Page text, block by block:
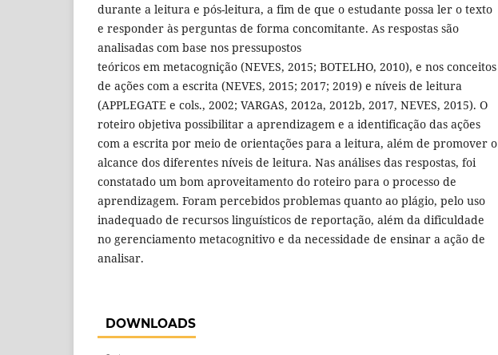
durante a leitura e pós-leitura, a fim de que o estudante possa ler o texto
e responder às perguntas de forma concomitante. As respostas são
analisadas com base nos pressupostos
teóricos em metacognição (NEVES, 2015; BOTELHO, 2010), e nos conceitos
de ações com a escrita (NEVES, 2015; 2017; 2019) e níveis de leitura
(APPLEGATE e cols., 2002; VARGAS, 2012a, 2012b, 2017, NEVES, 2015). O
roteiro objetiva possibilitar a aprendizagem e a identificação das ações
com a escrita por meio de orientações para a leitura, além de promover o
alcance dos diferentes níveis de leitura. Nas análises das respostas, foi
constatado um bom aproveitamento do roteiro para o processo de
aprendizagem. Foram percebidos problemas quanto ao plágio, pelo uso
inadequado de recursos linguísticos de reportação, além da dificuldade
no gerenciamento metacognitivo e da necessidade de ensinar a ação de
analisar.
DOWNLOADS